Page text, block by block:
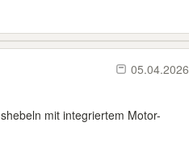
05.04.2026
mit integriertem Motor-